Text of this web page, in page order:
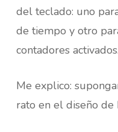
del teclado: uno
de tiempo y otro
contadores activados.
Me explico:
rato en el diseño de